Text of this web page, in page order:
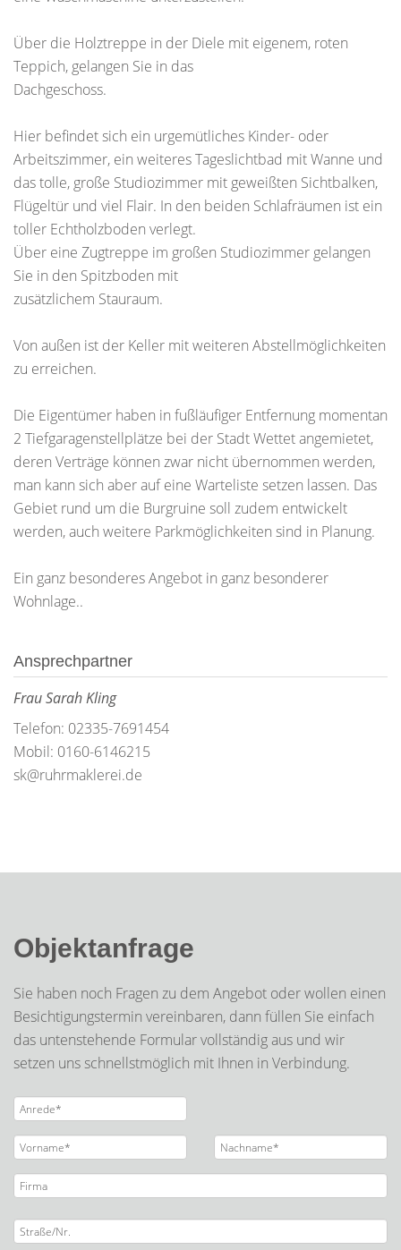
Über die Holztreppe in der Diele mit eigenem, roten
Teppich, gelangen Sie in das
Dachgeschoss.
Hier befindet sich ein urgemütliches Kinder- oder
Arbeitszimmer, ein weiteres Tageslichtbad mit Wanne und
das tolle, große Studiozimmer mit geweißten Sichtbalken,
Flügeltür und viel Flair. In den beiden Schlafräumen ist ein
toller Echtholzboden verlegt.
Über eine Zugtreppe im großen Studiozimmer gelangen
Sie in den Spitzboden mit
zusätzlichem Stauraum.
Von außen ist der Keller mit weiteren Abstellmöglichkeiten
zu erreichen.
Die Eigentümer haben in fußläufiger Entfernung momentan
2 Tiefgaragenstellplätze bei der Stadt Wettet angemietet,
deren Verträge können zwar nicht übernommen werden,
man kann sich aber auf eine Warteliste setzen lassen. Das
Gebiet rund um die Burgruine soll zudem entwickelt
werden, auch weitere Parkmöglichkeiten sind in Planung.
Ein ganz besonderes Angebot in ganz besonderer
Wohnlage..
Ansprechpartner
Frau Sarah Kling
Telefon: 02335-7691454
Mobil: 0160-6146215
sk@ruhrmaklerei.de
Objektanfrage
Sie haben noch Fragen zu dem Angebot oder wollen einen
Besichtigungstermin vereinbaren, dann füllen Sie einfach
das untenstehende Formular vollständig aus und wir
setzen uns schnellstmöglich mit Ihnen in Verbindung.